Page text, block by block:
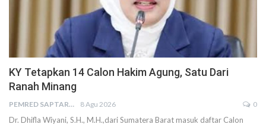
KY Tetapkan 14 Calon Hakim Agung, Satu Dari
Ranah Minang
PEMRED SAPTARIUS 8 Agu 2026 0
Dr. Dhifla Wiyani, S.H., M.H.,dari Sumatera Barat masuk daftar Calon